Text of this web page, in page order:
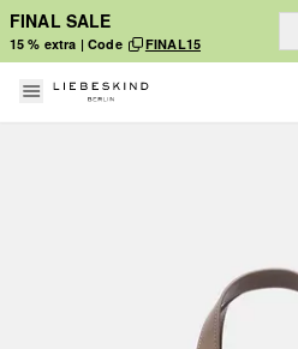
FINAL SALE
15 % extra | Code FINAL15